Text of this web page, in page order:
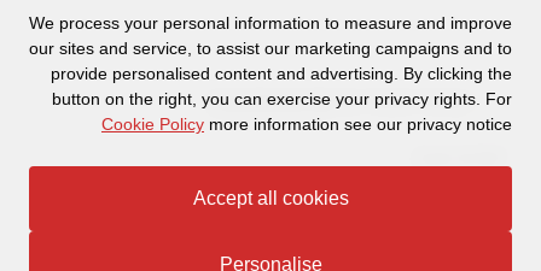
קראתי והבנתי את מדיניות פרטיות *
כניסה לעובדים - דוא"ל
כניסה לעובדים - דוחות עבודה
אודותינו
זיכרון והנצחה
תקנון
מדיניות הפרטיות
Disclaimer
Ethics Hotline
עקבו אחרינו ברשתות החברתיות
We process your personal information to measure and improve
our sites and service, to assist our marketing campaigns and to
provide personalised content and advertising. By clicking the
button on the right, you can exercise your privacy rights. For
more information see our privacy notice
Cookie Policy
Accept all cookies
Personalise